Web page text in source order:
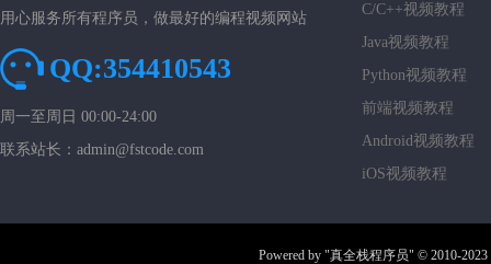
用心服务所有程序员，做最好的编程视频网站
QQ:354410543
周一至周日 00:00-24:00
联系站长：admin@fstcode.com
C/C++视频教程
Java视频教程
Python视频教程
前端视频教程
Android视频教程
iOS视频教程
Powered by "真全栈程序员" © 2010-2023